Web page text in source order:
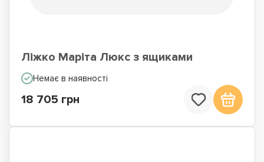
Ліжко Маріта Люкс з ящиками
Немає в наявності
18 705 грн